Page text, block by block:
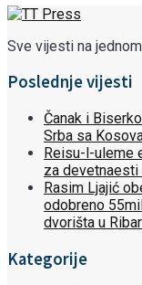
Sve vijesti na
Poslednje vijesti
Čanak i
Srba sa
Reisu-l-uleme
za devetnaesti
Rasim Ljajić
odobreno
dvorišta u
Kategorije